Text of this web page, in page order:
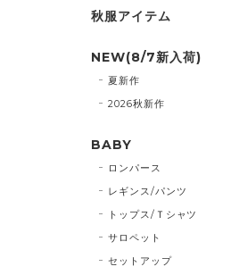
秋服アイテム
NEW(8/7新入荷)
夏新作
2026秋新作
BABY
ロンパース
レギンス/パンツ
トップス/Ｔシャツ
サロペット
セットアップ